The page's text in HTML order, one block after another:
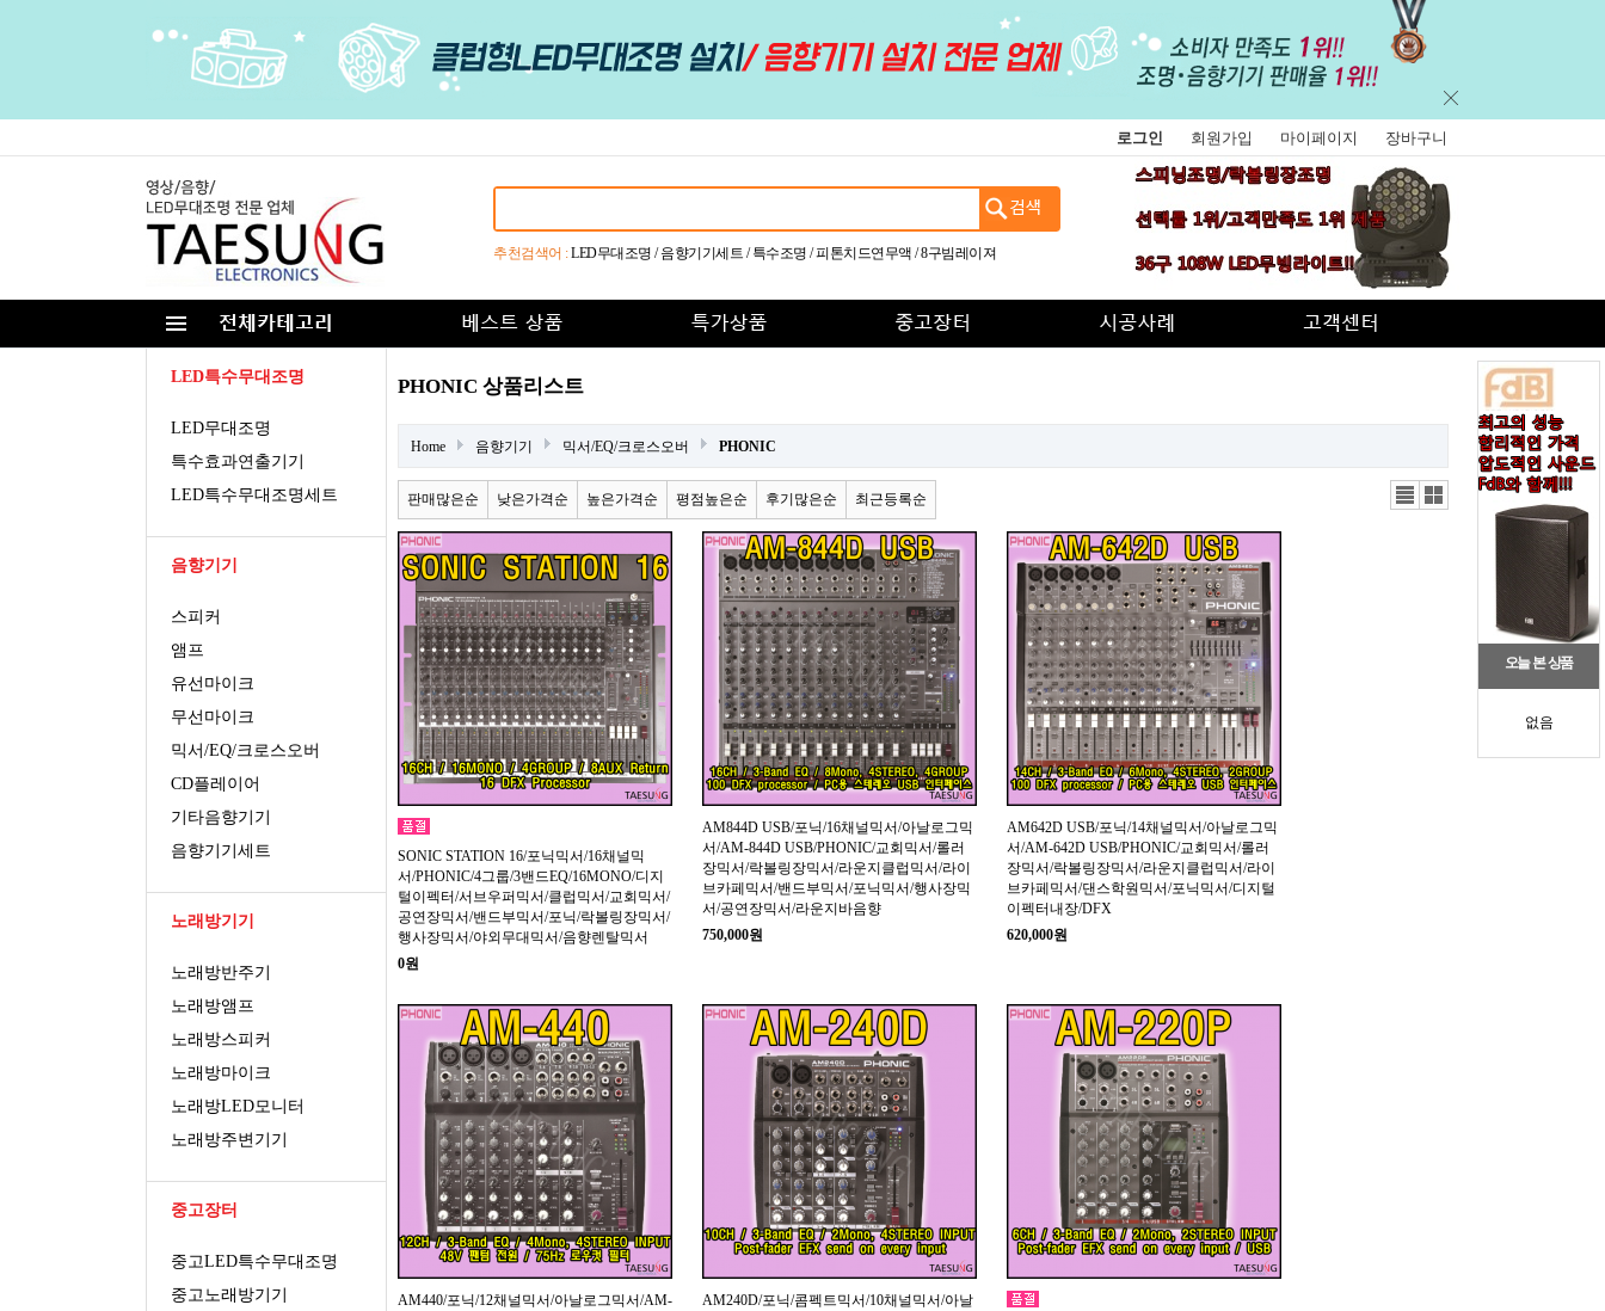
로그인 회원가입 마이페이지 장바구니
추천검색어 :LED무대조명 /음향기기세트 /특수조명 /피톤치드연무액 /8구빔레이져
오늘 본 상품
없음
LED특수무대조명
LED무대조명
특수효과연출기기
LED특수무대조명세트
음향기기
스피커
앰프
유선마이크
무선마이크
믹서/EQ/크로스오버
CD플레이어
기타음향기기
음향기기세트
노래방기기
노래방반주기
노래방앰프
노래방스피커
노래방마이크
노래방LED모니터
노래방주변기기
중고장터
중고LED특수무대조명
중고노래방기기
PHONIC 상품리스트
Home 음향기기 믹서/EQ/크로스오버 PHONIC
판매많은순 낮은가격순 높은가격순 평점높은순 후기많은순 최근등록순
리스
트뷰
갤러
리뷰
SONIC STATION 16/포닉믹서/16채널믹
서/PHONIC/4그룹/3밴드EQ/16MONO/디지
털이펙터/서브우퍼믹서/클럽믹서/교회믹서/
공연장믹서/밴드부믹서/포닉/락볼링장믹서/
행사장믹서/야외무대믹서/음향렌탈믹서
0원
AM844D USB/포닉/16채널믹서/아날로그믹
서/AM-844D USB/PHONIC/교회믹서/롤러
장믹서/락볼링장믹서/라운지클럽믹서/라이
브카페믹서/밴드부믹서/포닉믹서/행사장믹
서/공연장믹서/라운지바음향
750,000원
AM642D USB/포닉/14채널믹서/아날로그믹
서/AM-642D USB/PHONIC/교회믹서/롤러
장믹서/락볼링장믹서/라운지클럽믹서/라이
브카페믹서/댄스학원믹서/포닉믹서/디지털
이펙터내장/DFX
620,000원
AM440/포닉/12채널믹서/아날로그믹서/AM-
AM240D/포닉/콤펙트믹서/10채널믹서/아날